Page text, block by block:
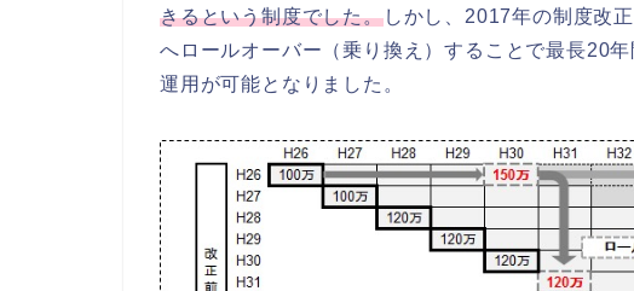
きるという制度でした。しかし、2017年の制度改
へロールオーバー（乗り換え）することで最長20
運用が可能となりました。